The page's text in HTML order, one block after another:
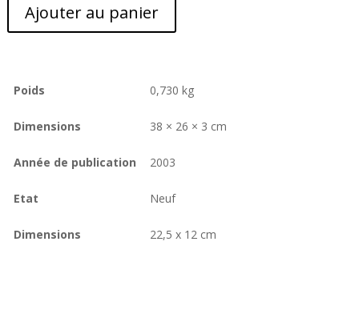
Ajouter au panier
Poids 0,730 kg
Dimensions 38 × 26 × 3 cm
Année de publication 2003
Etat Neuf
Dimensions 22,5 x 12 cm